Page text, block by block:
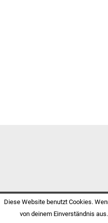
Diese Website benutzt Cookies.
von deinem Einverständnis aus.